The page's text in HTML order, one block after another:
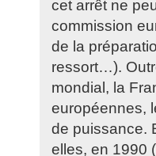
cet arrêt ne
commission
de la
ressort…).
mondial, la
européennes,
de puissance.
elles, en 1990